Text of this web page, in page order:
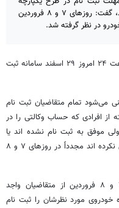
عرضه خودرو در ساعت ۲۴ امروز ۲۹ اسفند، گفت: روزهای ۷ و ۸ فروردین
، امید قالیباف گفت: ساعت ۲۴ امروز ۲۹ اسفند سامانه ثبت
می‌شود تمام متقاضیان ثبت نام
از افرادی که حساب وکالتی را در
ولی موفق به ثبت نام نشده اندیا
اند
مجدداً در روزهای ۷ و ۸
با افزودن روزهای ۷ و ۸ فروردین از متقاضیان واجد
مورد نظرشان را ثبت نام